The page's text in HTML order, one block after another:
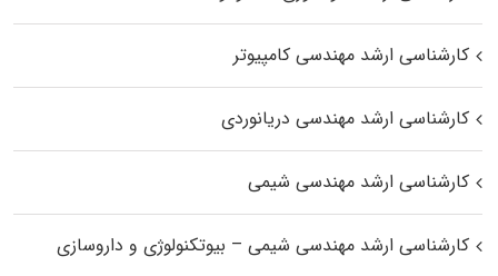
کارشناسی ارشد مهندسی کامپیوتر
کارشناسی ارشد مهندسی دریانوردی
کارشناسی ارشد مهندسی شیمی
کارشناسی ارشد مهندسی شیمی – بیوتکنولوژی و داروسازی